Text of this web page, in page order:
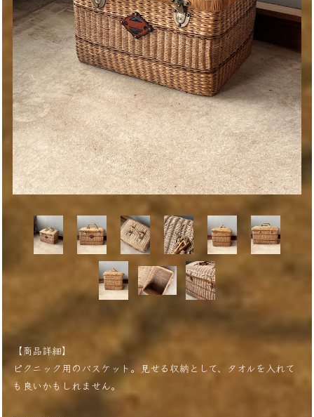
【商品詳細】
ピクニック用のバスケット。見せる収納として、タオルを入れて
も良いかもしれません。